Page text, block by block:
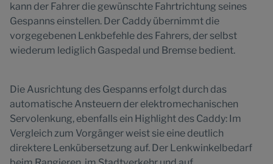
kann der Fahrer die gewünschte Fahrtrichtung seines
Gespanns einstellen. Der Caddy übernimmt die
vorgegebenen Lenkbefehle des Fahrers, der selbst
wiederum lediglich Gaspedal und Bremse bedient.
Die Ausrichtung des Gespanns erfolgt durch das
automatische Ansteuern der elektromechanischen
Servolenkung, ebenfalls ein Highlight des Caddy: Im
Vergleich zum Vorgänger weist sie eine deutlich
direktere Lenkübersetzung auf. Der Lenkwinkelbedarf